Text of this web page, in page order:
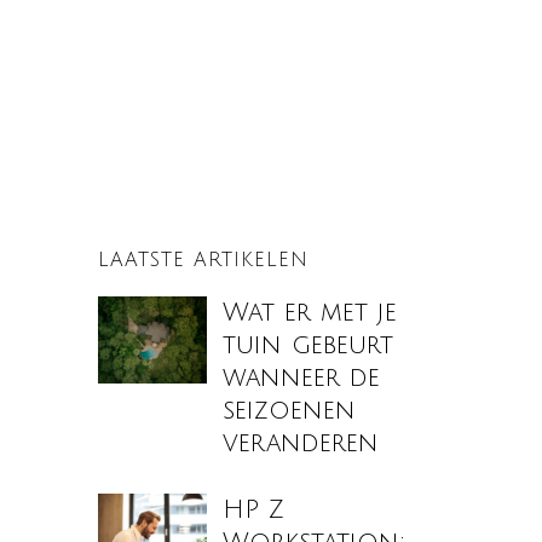
LAATSTE ARTIKELEN
Wat er met je
tuin gebeurt
wanneer de
seizoenen
veranderen
HP Z